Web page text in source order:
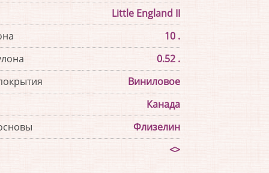
Little England II
10 .
0.52 .
Виниловое
Канада
Флизелин
<>